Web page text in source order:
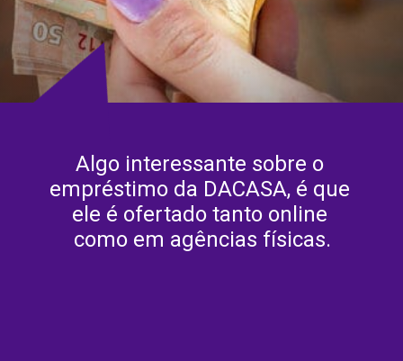
Algo interessante sobre o
empréstimo da DACASA, é que
ele é ofertado tanto online
como em agências físicas.